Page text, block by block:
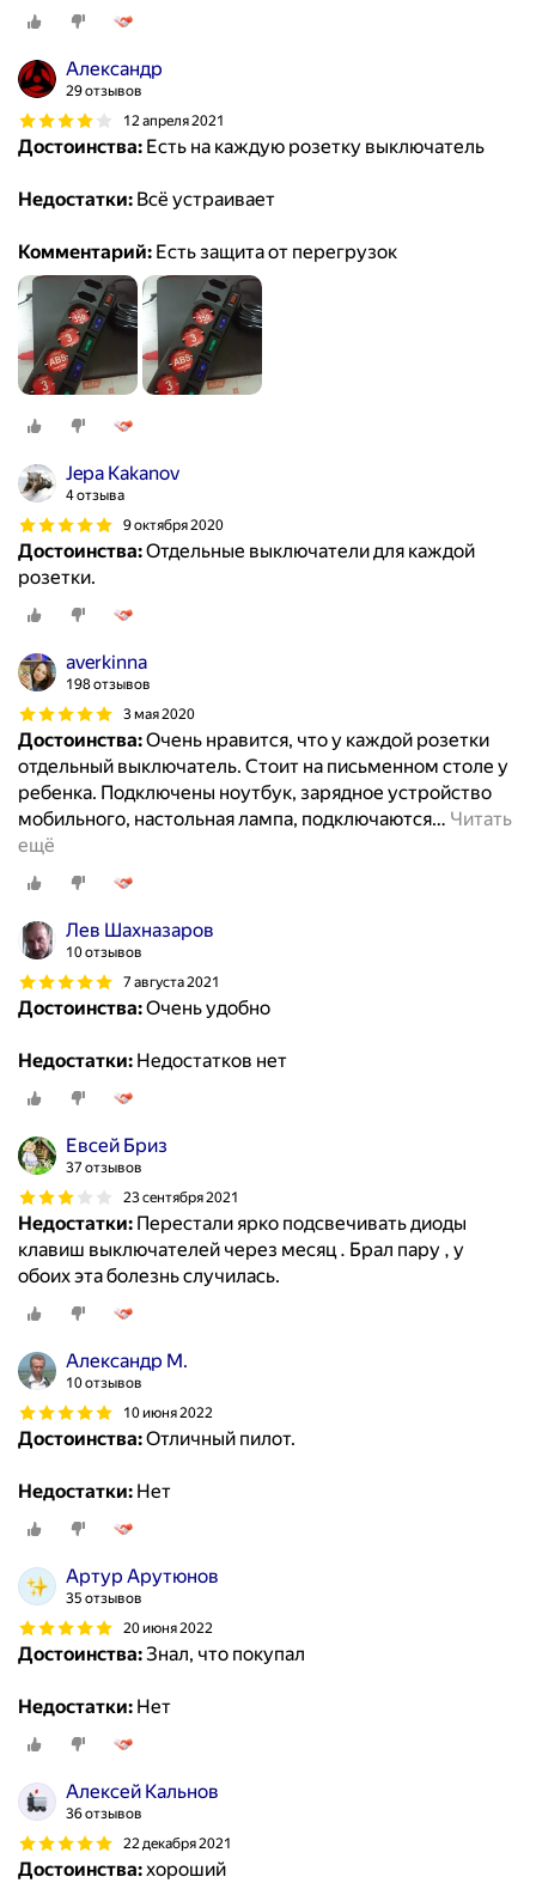
Александр
29 отзывов
12 апреля 2021
Достоинства: Есть на каждую розетку выключатель
Недостатки: Всё устраивает
Комментарий: Есть защита от перегрузок
Jepa Kakanov
4 отзыва
9 октября 2020
Достоинства:Отдельные выключатели для каждой
розетки.
averkinna
198 отзывов
3 мая 2020
Достоинства:Очень нравится, что у каждой розетки
отдельный выключатель. Стоит на письменном столе у
ребенка. Подключены ноутбук, зарядное устройство
мобильного, настольная лампа, подключаются… Читать
ещё
Лев Шахназаров
10 отзывов
7 августа 2021
Достоинства:Очень удобно
Недостатки: Недостатков нет
Евсей Бриз
37 отзывов
23 сентября 2021
Недостатки: Перестали ярко подсвечивать диоды
клавиш выключателей через месяц . Брал пару , у
обоих эта болезнь случилась.
Александр М.
10 отзывов
10 июня 2022
Достоинства:Отличный пилот.
Недостатки: Нет
Артур Арутюнов
35 отзывов
20 июня 2022
Достоинства:Знал, что покупал
Недостатки: Нет
Алексей Кальнов
36 отзывов
22 декабря 2021
Достоинства:хороший